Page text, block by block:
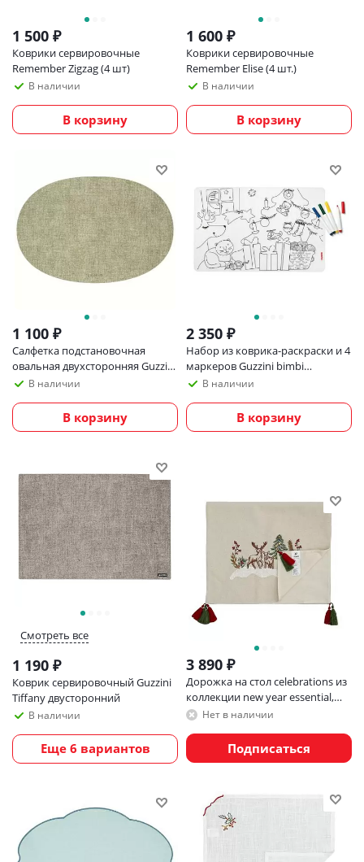
1 500 ₽
Коврики сервировочные
Remember Zigzag (4 шт)
В наличии
В корзину
1 600 ₽
Коврики сервировочные
Remember Elise (4 шт.)
В наличии
В корзину
1 100 ₽
Салфетка подстановочная
овальная двухсторонняя Guzzini
Fabric, зеленая
В наличии
В корзину
2 350 ₽
Набор из коврика-раскраски и 4
маркеров Guzzini bimbi
рождество
В наличии
В корзину
Смотреть все
1 190 ₽
Коврик сервировочный Guzzini
Tiffany двусторонний
В наличии
Еще 6 вариантов
3 890 ₽
Дорожка на стол celebrations из
коллекции new year essential,
45х150 см
Нет в наличии
Подписаться